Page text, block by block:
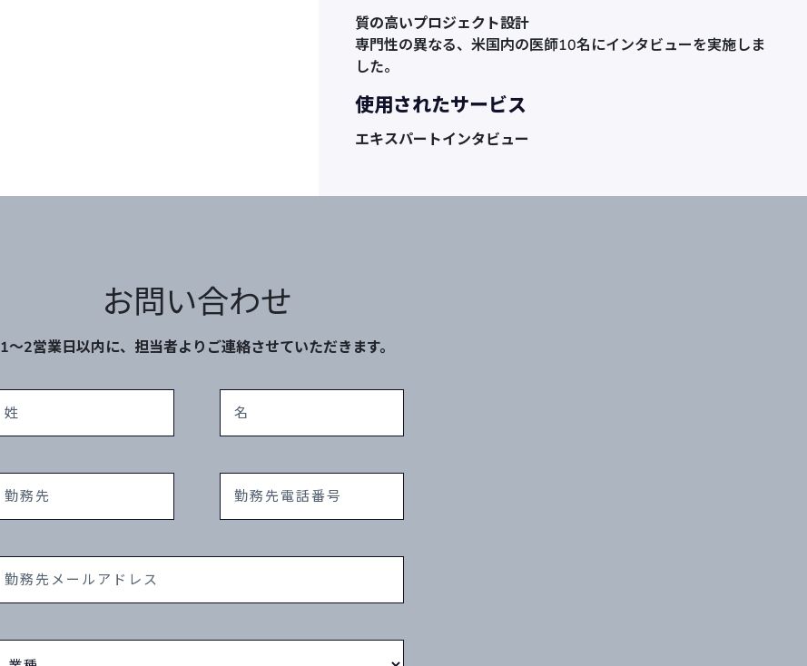
質の高いプロジェクト設計
専門性の異なる、米国内の医師10名にインタビューを実施しま
した。
使用されたサービス
エキスパートインタビュー
お問い合わせ
1～2営業日以内に、担当者よりご連絡させていただきます。